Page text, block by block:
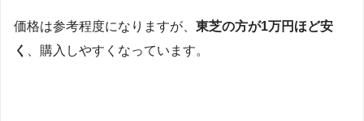
価格は参考程度になりますが、 東芝の方が1万円ほど安
く
、購入しやすくなっています。